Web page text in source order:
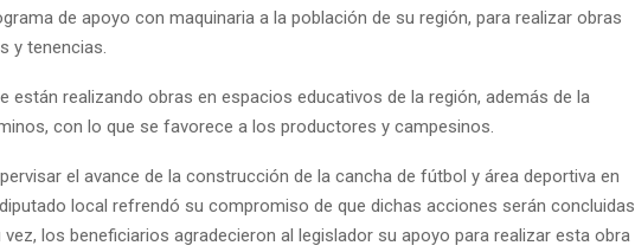
de apoyo con maquinaria a la población de su región, para realizar obras
y tenencias.
están realizando obras en espacios educativos de la región, además de la
con lo que se favorece a los productores y campesinos.
el avance de la construcción de la cancha de fútbol y área deportiva en
local refrendó su compromiso de que dichas acciones serán concluidas
los beneficiarios agradecieron al legislador su apoyo para realizar esta obra